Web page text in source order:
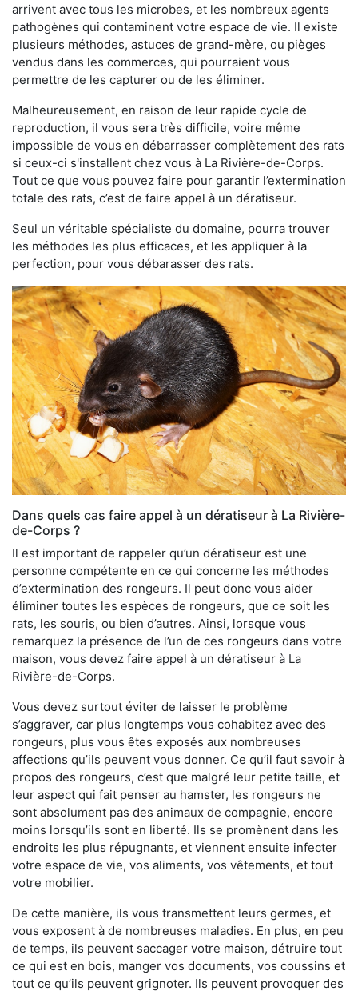
arrivent avec tous les microbes, et les nombreux agents
pathogènes qui contaminent votre espace de vie. Il existe
plusieurs méthodes, astuces de grand-mère, ou pièges
vendus dans les commerces, qui pourraient vous
permettre de les capturer ou de les éliminer.
Malheureusement, en raison de leur rapide cycle de
reproduction, il vous sera très difficile, voire même
impossible de vous en débarrasser complètement des rats
si ceux-ci s'installent chez vous à La Rivière-de-Corps.
Tout ce que vous pouvez faire pour garantir l’extermination
totale des rats, c’est de faire appel à un dératiseur.
Seul un véritable spécialiste du domaine, pourra trouver
les méthodes les plus efficaces, et les appliquer à la
perfection, pour vous débarasser des rats.
Dans quels cas faire appel à un dératiseur à La Rivière-
de-Corps ?
Il est important de rappeler qu’un dératiseur est une
personne compétente en ce qui concerne les méthodes
d’extermination des rongeurs. Il peut donc vous aider
éliminer toutes les espèces de rongeurs, que ce soit les
rats, les souris, ou bien d’autres. Ainsi, lorsque vous
remarquez la présence de l’un de ces rongeurs dans votre
maison, vous devez faire appel à un dératiseur à La
Rivière-de-Corps.
Vous devez surtout éviter de laisser le problème
s’aggraver, car plus longtemps vous cohabitez avec des
rongeurs, plus vous êtes exposés aux nombreuses
affections qu’ils peuvent vous donner. Ce qu’il faut savoir à
propos des rongeurs, c’est que malgré leur petite taille, et
leur aspect qui fait penser au hamster, les rongeurs ne
sont absolument pas des animaux de compagnie, encore
moins lorsqu’ils sont en liberté. Ils se promènent dans les
endroits les plus répugnants, et viennent ensuite infecter
votre espace de vie, vos aliments, vos vêtements, et tout
votre mobilier.
De cette manière, ils vous transmettent leurs germes, et
vous exposent à de nombreuses maladies. En plus, en peu
de temps, ils peuvent saccager votre maison, détruire tout
ce qui est en bois, manger vos documents, vos coussins et
tout ce qu’ils peuvent grignoter. Ils peuvent provoquer des